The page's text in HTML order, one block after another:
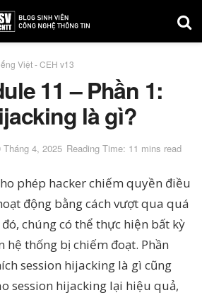
Việt - CEH v13
11 – Phần 1:
là gì?
Tháng 4, 2025 Reading Time: 11 mins read
phép hacker chiếm quyền điều
động bằng cách vượt qua quá
chúng có thể thực hiện bất kỳ
hệ thống bị chiếm đoạt. Phần
session hijacking là gì cũng
session hijacking lại hiệu quả,